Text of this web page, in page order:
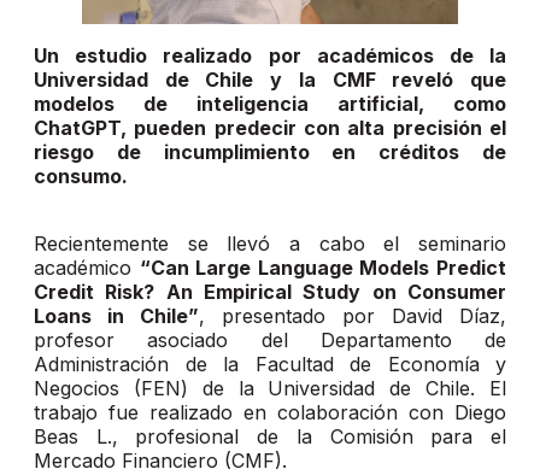
Un estudio realizado por académicos de la
Universidad de Chile y la CMF reveló que
modelos de inteligencia artificial, como
ChatGPT, pueden predecir con alta precisión el
riesgo de incumplimiento en créditos de
consumo.
Recientemente se llevó a cabo el seminario
académico “Can Large Language Models Predict
Credit Risk? An Empirical Study on Consumer
Loans in Chile”, presentado por David Díaz,
profesor asociado del Departamento de
Administración de la Facultad de Economía y
Negocios (FEN) de la Universidad de Chile. El
trabajo fue realizado en colaboración con Diego
Beas L., profesional de la Comisión para el
Mercado Financiero (CMF).